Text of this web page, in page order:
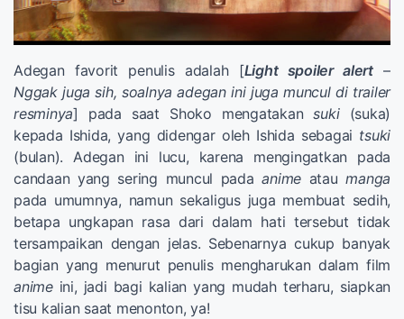
Adegan favorit penulis adalah [Light spoiler alert –
Nggak juga sih, soalnya adegan ini juga muncul di trailer
resminya] pada saat Shoko mengatakansuki(suka)
kepada Ishida, yang didengar oleh Ishida sebagai tsuki
(bulan). Adegan ini lucu, karena mengingatkan pada
candaan yang sering muncul padaanime ataumanga
pada umumnya, namun sekaligus juga membuat sedih,
betapa ungkapan rasa dari dalam hati tersebut tidak
tersampaikan dengan jelas. Sebenarnya cukup banyak
bagian yang menurut penulis mengharukan dalam film
animeini, jadi bagi kalian yang mudah terharu, siapkan
tisu kalian saat menonton, ya!